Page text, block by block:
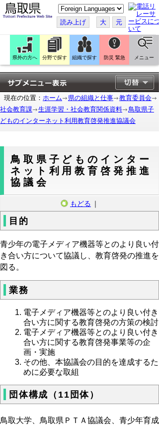
こ
の
ペ
ー
ジ
翻
訳
す
る
読み上げ 大 元
県外の方へ 分野で探す 組織で探す 防災 緊急 メニュー
現在の位置： ホーム 県の組織と仕事
教育委員会
社会教育課
生涯学習・社会教育関係資料
鳥取県子
どものインターネット利用教育啓発推進協議会
鳥取県子どものインター
ネット利用教育啓発推進
協議会
もどる ｜
目的
青少年の電子メディア機器等とのより良い付
き合い方について協議し、教育啓発の推進を
図る。
業務
電子メディア機器等とのより良い付き
合い方に関する教育啓発の方策の検討
電子メディア機器等とのより良い付き
合い方に関する教育啓発事業等の企
画・実施
その他、本協議会の目的を達成するた
めに必要な取組
団体構成（11団体）
鳥取大学、鳥取県ＰＴＡ協議会、青少年育成